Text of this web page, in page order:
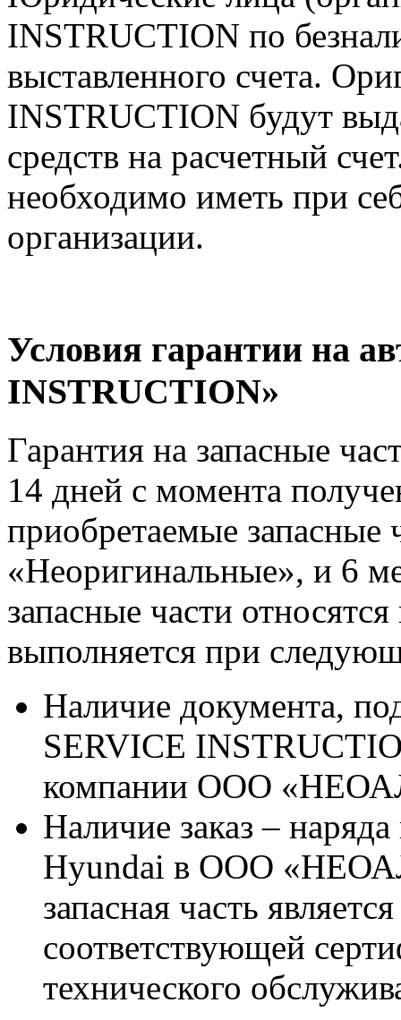
INSTRUCTION по
выставленного счета.
INSTRUCTION будут
средств на расчетный
необходимо иметь при
организации.
Условия гарантии на
INSTRUCTION»
Гарантия на запасные
14 дней с момента
приобретаемые запасные
«Неоригинальные», и 6
запасные части
выполняется при
Наличие документа,
SERVICE
компании ООО
Наличие заказ –
Hyundai в ООО
запасная часть
соответствующей
технического